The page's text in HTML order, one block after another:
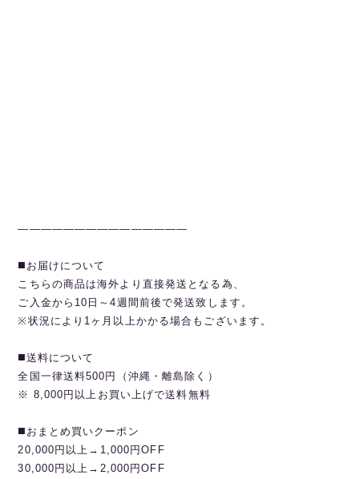
———————————————
◼️お届けについて
こちらの商品は海外より直接発送となる為、
ご入金から10日～4週間前後で発送致します。
※状況により1ヶ月以上かかる場合もございます。
◼️送料について
全国一律送料500円（沖縄・離島除く）
※ 8,000円以上お買い上げで送料無料
◼️おまとめ買いクーポン
20,000円以上→1,000円OFF
30,000円以上→2,000円OFF